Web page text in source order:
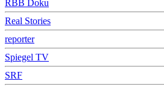
RBB Doku
Real Stories
reporter
Spiegel TV
SRF